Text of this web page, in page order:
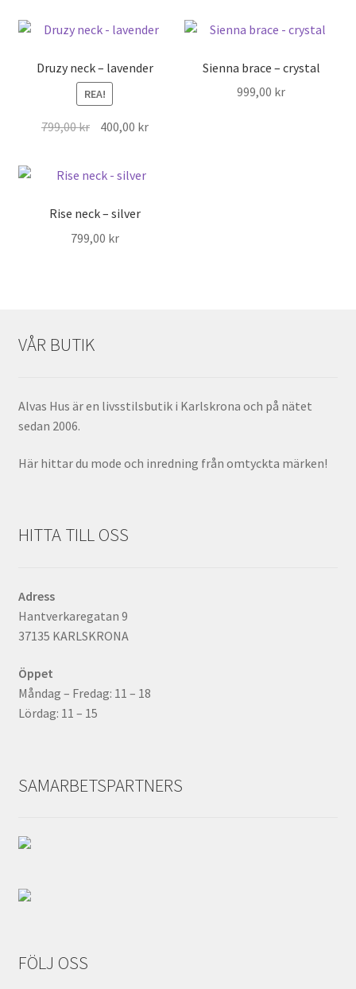
Druzy neck – lavender
REA!
799,00kr Det
799,00 kr.
400,00 krDet
Sienna brace – crystal
999,00 kr
Rise neck – silver
799,00 kr
VÅR BUTIK
Alvas Hus är en livsstilsbutik i Karlskrona och på nätet
sedan 2006.
Här hittar du mode och inredning från omtyckta märken!
HITTA TILL OSS
Adress
Hantverkaregatan 9
37135 KARLSKRONA
Öppet
Måndag – Fredag: 11 – 18
Lördag: 11 – 15
SAMARBETSPARTNERS
FÖLJ OSS